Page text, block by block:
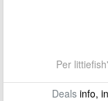
Per
Dealsinfo,